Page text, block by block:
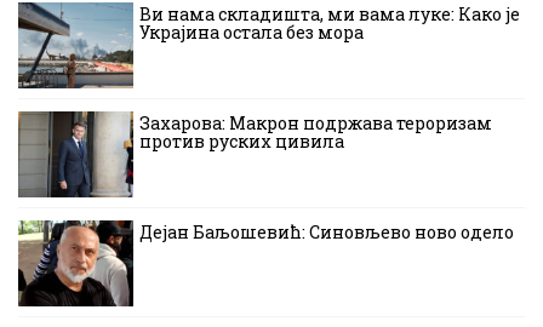
Ви нама складишта, ми вама луке: Како је
Украјина остала без мора
Захарова: Макрон подржава тероризам
против руских цивила
Дејан Баљошевић: Синовљево ново одело